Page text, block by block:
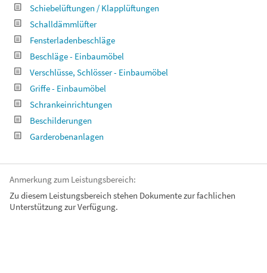
Schiebelüftungen / Klapplüftungen
Schalldämmlüfter
Fensterladenbeschläge
Beschläge - Einbaumöbel
Verschlüsse, Schlösser - Einbaumöbel
Griffe - Einbaumöbel
Schrankeinrichtungen
Beschilderungen
Garderobenanlagen
Anmerkung zum Leistungsbereich:
Zu diesem Leistungsbereich stehen Dokumente zur fachlichen
Unterstützung zur Verfügung.